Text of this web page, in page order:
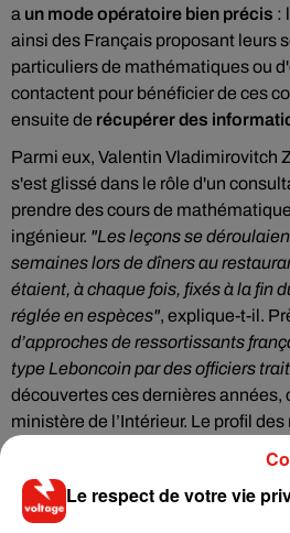
a un mode opératoire bien précis :
ainsi des Français proposant leurs
particuliers de mathématiques ou
contactent pour bénéficier de ces
ensuite de récupérer des
Parmi eux, Valentin Vladimirovitch
s'est glissé dans le rôle d'un
prendre des cours de
ingénieur. "Les leçons se
semaines lors de dîners au
étaient, à chaque fois, fixés à la fin
réglée en espèces", explique-t-il.
d’approches de ressortissants
type Leboncoinpar des officiers
découvertes ces dernières années,
ministère de l’Intérieur. Le profil des
grandes entreprises.
Le respect de votre vie